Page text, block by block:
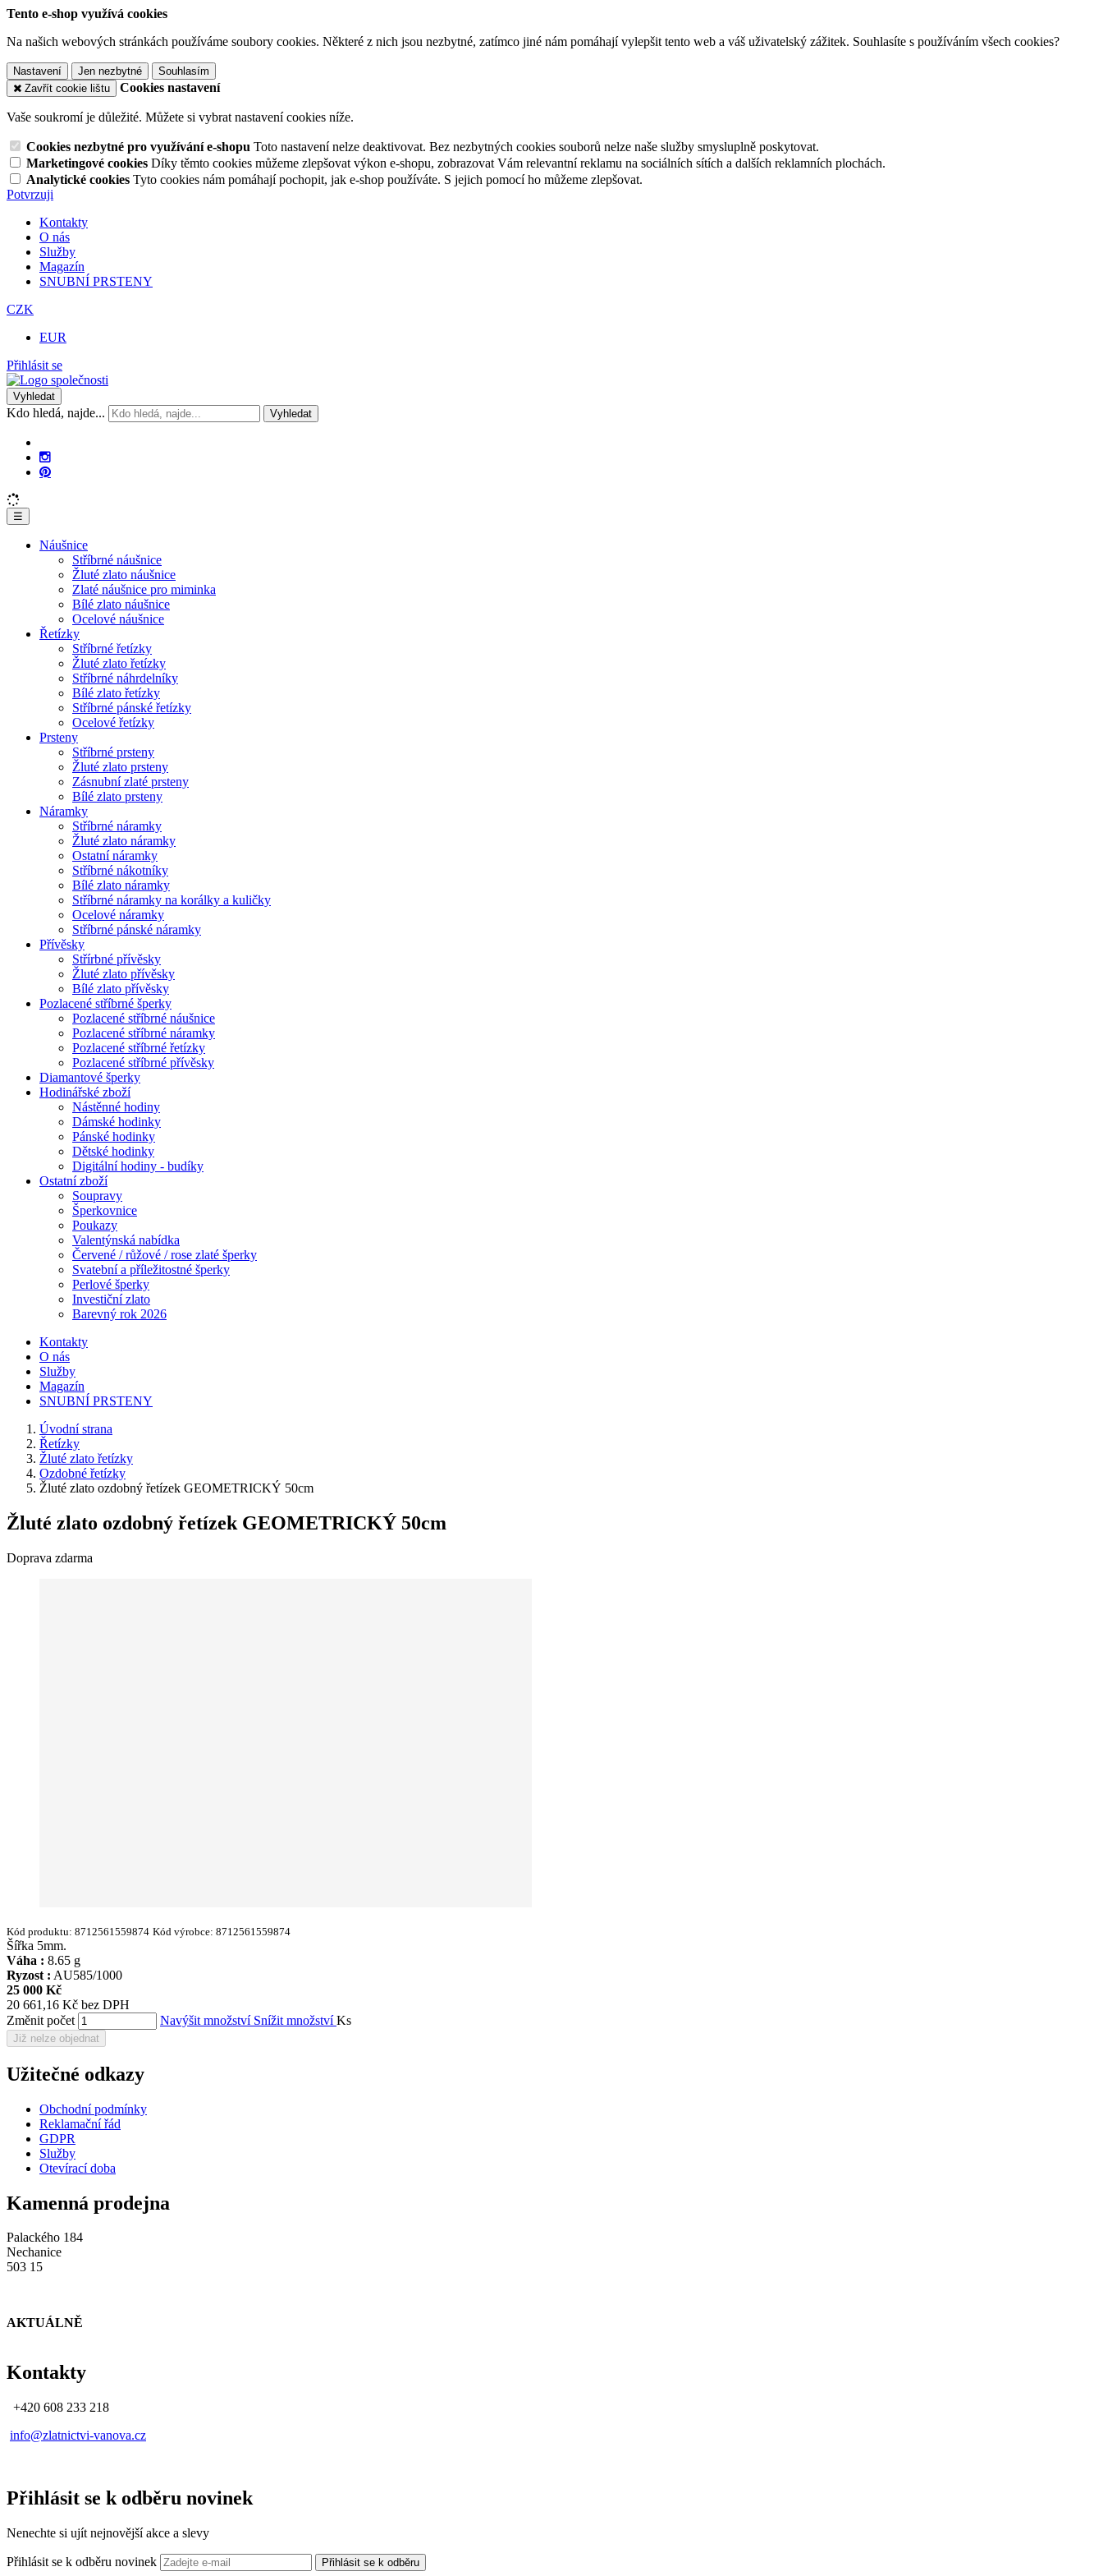
Tento e-shop využívá cookies
Na našich webových stránkách používáme soubory cookies. Některé z nich jsou nezbytné, zatímco jiné nám pomáhají vylepšit tento web a váš uživatelský zážitek. Souhlasíte s používáním všech cookies?
Nastavení Jen nezbytné
Souhlasím
Zavřít cookie lištu
Cookies nastavení
Vaše soukromí je důležité. Můžete si vybrat nastavení cookies níže.
Cookies nezbytné pro využívání e-shopu Toto nastavení nelze deaktivovat. Bez nezbytných cookies souborů nelze naše služby smysluplně poskytovat.
Marketingové cookies Díky těmto cookies můžeme zlepšovat výkon e-shopu, zobrazovat Vám relevantní reklamu na sociálních sítích a dalších reklamních plochách.
Analytické cookies Tyto cookies nám pomáhají pochopit, jak e-shop používáte. S jejich pomocí ho můžeme zlepšovat.
Potvrzuji
Kontakty
O nás
Služby
Magazín
SNUBNÍ PRSTENY
CZK
EUR
Přihlásit se
Vyhledat
Kdo hledá, najde... Vyhledat
☰
Náušnice
Stříbrné náušnice
Žluté zlato náušnice
Zlaté náušnice pro miminka
Bílé zlato náušnice
Ocelové náušnice
Řetízky
Stříbrné řetízky
Žluté zlato řetízky
Stříbrné náhrdelníky
Bílé zlato řetízky
Stříbrné pánské řetízky
Ocelové řetízky
Prsteny
Stříbrné prsteny
Žluté zlato prsteny
Zásnubní zlaté prsteny
Bílé zlato prsteny
Náramky
Stříbrné náramky
Žluté zlato náramky
Ostatní náramky
Stříbrné nákotníky
Bílé zlato náramky
Stříbrné náramky na korálky a kuličky
Ocelové náramky
Stříbrné pánské náramky
Přívěsky
Střírbné přívěsky
Žluté zlato přívěsky
Bílé zlato přívěsky
Pozlacené stříbrné šperky
Pozlacené stříbrné náušnice
Pozlacené stříbrné náramky
Pozlacené stříbrné řetízky
Pozlacené stříbrné přívěsky
Diamantové šperky
Hodinářské zboží
Nástěnné hodiny
Dámské hodinky
Pánské hodinky
Dětské hodinky
Digitální hodiny - budíky
Ostatní zboží
Soupravy
Šperkovnice
Poukazy
Valentýnská nabídka
Červené / růžové / rose zlaté šperky
Svatební a příležitostné šperky
Perlové šperky
Investiční zlato
Barevný rok 2026
Kontakty
O nás
Služby
Magazín
SNUBNÍ PRSTENY
Úvodní strana
Řetízky
Žluté zlato řetízky
Ozdobné řetízky
Žluté zlato ozdobný řetízek GEOMETRICKÝ 50cm
Žluté zlato ozdobný řetízek GEOMETRICKÝ 50cm
Doprava zdarma
Kód produktu: 8712561559874 Kód výrobce: 8712561559874
Šířka 5mm.
Váha : 8.65 g
Ryzost : AU585/1000
25 000 Kč
20 661,16 Kč bez DPH
Změnit počet
Navýšit množství Snížit množstvíKs
Již nelze objednat
Užitečné odkazy
Obchodní podmínky
Reklamační řád
GDPR
Služby
Otevírací doba
Kamenná prodejna
Palackého 184
Nechanice
503 15
AKTUÁLNĚ
Kontakty
+420 608 233 218
info@zlatnictvi-vanova.cz
Přihlásit se k odběru novinek
Nenechte si ujít nejnovější akce a slevy
Přihlásit se k odběru novinek Přihlásit se k odběru